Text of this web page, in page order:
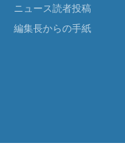
ニュース読者投稿
編集長からの手紙